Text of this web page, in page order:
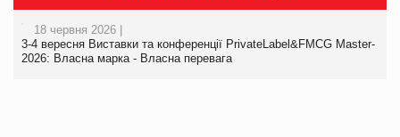
18 червня 2026 |
3-4 вересня Виставки та конференції PrivateLabel&FMCG Master-
2026: Власна марка - Власна перевага